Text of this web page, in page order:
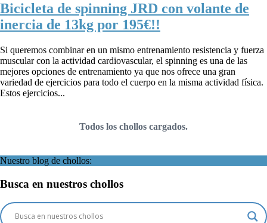
Bicicleta de spinning JRD con volante de
inercia de 13kg por 195€!!
Si queremos combinar en un mismo entrenamiento resistencia y fuerza
muscular con la actividad cardiovascular, el spinning es una de las
mejores opciones de entrenamiento ya que nos ofrece una gran
variedad de ejercicios para todo el cuerpo en la misma actividad física.
Estos ejercicios...
Todos los chollos cargados.
Nuestro blog de chollos:
Busca en nuestros chollos